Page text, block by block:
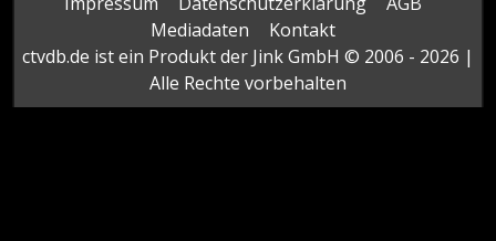
Mediadaten
Kontakt
ctvdb.de ist ein Produkt der Jink GmbH © 2006 - 2026 |
Alle Rechte vorbehalten